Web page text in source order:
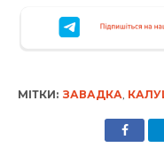
МІТКИ: ЗАВАДКА,